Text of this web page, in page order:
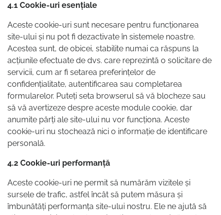
4.1 Cookie-uri esențiale
Aceste cookie-uri sunt necesare pentru funcționarea
site-ului și nu pot fi dezactivate în sistemele noastre.
Acestea sunt, de obicei, stabilite numai ca răspuns la
acțiunile efectuate de dvs. care reprezintă o solicitare de
servicii, cum ar fi setarea preferințelor de
confidențialitate, autentificarea sau completarea
formularelor. Puteți seta browserul să vă blocheze sau
să vă avertizeze despre aceste module cookie, dar
anumite părți ale site-ului nu vor funcționa. Aceste
cookie-uri nu stochează nici o informație de identificare
personală.
4.2 Cookie-uri performanță
Aceste cookie-uri ne permit să numărăm vizitele și
sursele de trafic, astfel încât să putem măsura și
îmbunătăți performanța site-ului nostru. Ele ne ajută să